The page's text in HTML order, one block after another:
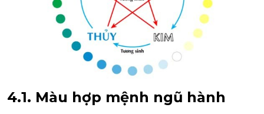
4.1. Màu hợp mệnh ngũ hành